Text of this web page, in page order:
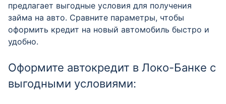
предлагает выгодные условия для получения
займа на авто. Сравните параметры, чтобы
оформить кредит на новый автомобиль быстро и
удобно.
Оформите автокредит в Локо-Банке с
выгодными условиями: